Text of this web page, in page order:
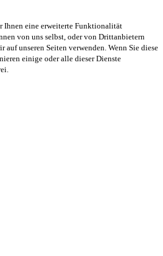
Ihnen eine erweiterte Funktionalität
von uns selbst, oder von Drittanbietern
auf unseren Seiten verwenden. Wenn Sie diese
einige oder alle dieser Dienste